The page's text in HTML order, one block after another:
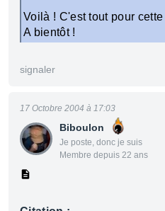
Voilà ! C'est tout pour cette
A bientôt !
signaler
Biboulon
Je poste, donc je suis
Membre depuis 22 ans
17 Octobre 2004 à 17:03